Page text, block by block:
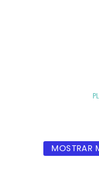
MOSTRAR